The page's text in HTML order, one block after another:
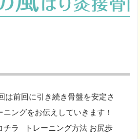
は前回に引き続き骨盤を安定さ
ングをお伝えしていきます！
チラ トレーニング方法 お尻歩